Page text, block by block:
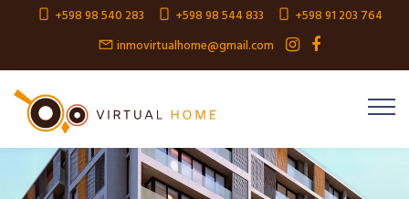
+598 98 540 283 +598 98 544 833
+598 91 203 764
inmovirtualhome@gmail.com